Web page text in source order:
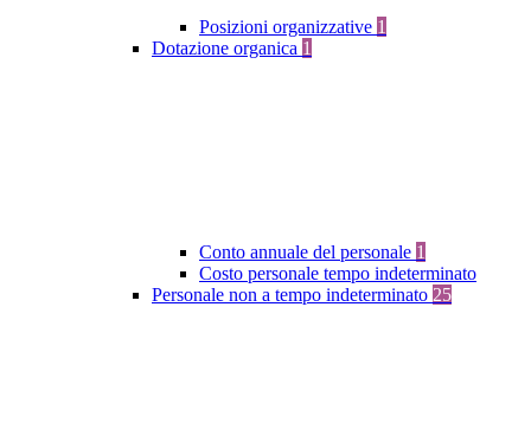
Posizioni organizzative 1
Dotazione organica 1
Conto annuale del personale 1
Costo personale tempo indeterminato
Personale non a tempo indeterminato 25